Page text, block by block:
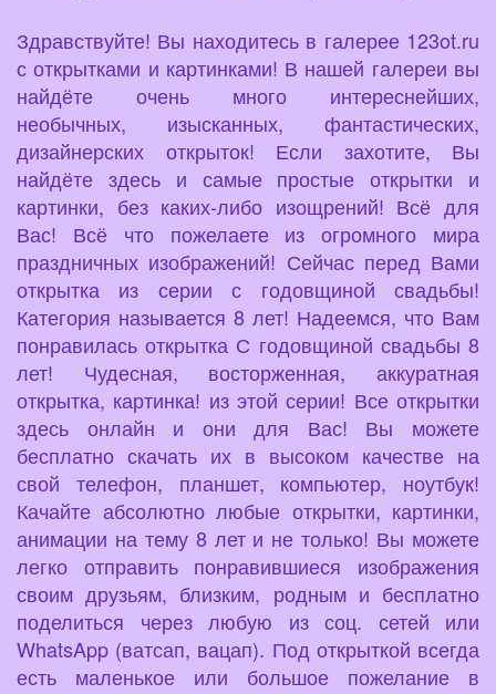
Здравствуйте! Вы находитесь в галерее 123ot.ru
с открытками и картинками! В нашей галереи вы
найдёте очень много интереснейших,
необычных, изысканных, фантастических,
дизайнерских открыток! Если захотите, Вы
найдёте здесь и самые простые открытки и
картинки, без каких-либо изощрений! Всё для
Вас! Всё что пожелаете из огромного мира
праздничных изображений! Сейчас перед Вами
открытка из серии с годовщиной свадьбы!
Категория называется 8 лет! Надеемся, что Вам
понравилась открытка С годовщиной свадьбы 8
лет! Чудесная, восторженная, аккуратная
открытка, картинка! из этой серии! Все открытки
здесь онлайн и они для Вас! Вы можете
бесплатно скачать их в высоком качестве на
свой телефон, планшет, компьютер, ноутбук!
Качайте абсолютно любые открытки, картинки,
анимации на тему 8 лет и не только! Вы можете
легко отправить понравившиеся изображения
своим друзьям, близким, родным и бесплатно
поделиться через любую из соц. сетей или
WhatsApp (ватсап, вацап). Под открыткой всегда
есть маленькое или большое пожелание в